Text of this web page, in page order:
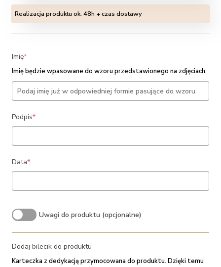
Realizacja produktu ok. 48h + czas dostawy
Imię*(required)
Imię będzie wpasowane do wzoru przedstawionego na zdjęciach.
Podpis*(required)
Data*(required)
Uwagi do produktu (opcjonalne)
Dodaj bilecik do produktu
Karteczka z dedykacją przymocowana do produktu. Dzięki temu